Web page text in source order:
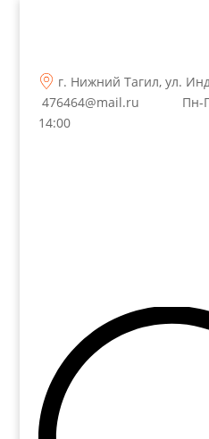
г. Нижний Тагил, ул.
476464@mail.ru
Пн-
14:00